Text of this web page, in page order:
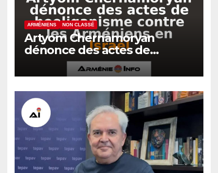
ARMÉNIENS NON CLASSÉ
Artyom Chernamoryan
dénonce des actes de
hooliganisme contre les
Arméniens en Israël